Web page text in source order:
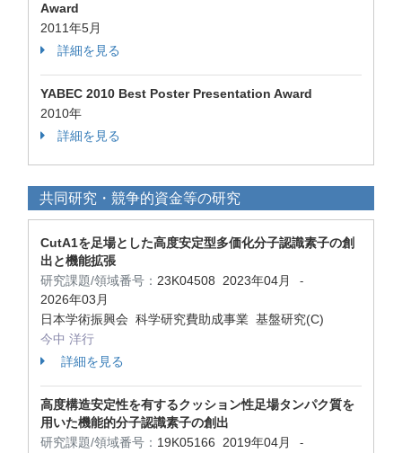
Award
2011年5月
詳細を見る
YABEC 2010 Best Poster Presentation Award
2010年
詳細を見る
共同研究・競争的資金等の研究
CutA1を足場とした高度安定型多価化分子認識素子の創
出と機能拡張
研究課題/領域番号： 23K04508 2023年04月 -
2026年03月
日本学術振興会 科学研究費助成事業 基盤研究(C)
今中 洋行
詳細を見る
高度構造安定性を有するクッション性足場タンパク質を
用いた機能的分子認識素子の創出
研究課題/領域番号： 19K05166 2019年04月 -